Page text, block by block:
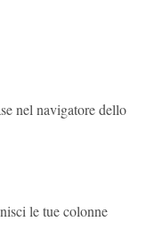
nel navigatore dello
le tue colonne